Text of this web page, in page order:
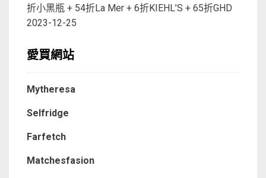
折小黑瓶 + 54折La Mer + 6折KIEHL’S + 65折GHD
2023-12-25
愛買網站
Mytheresa
Selfridge
Farfetch
Matchesfasion